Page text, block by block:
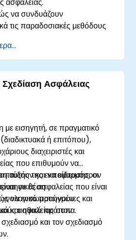
να συνδυάζουν
τις παραδοσιακές μεθόδους
τα βασικά της
τους κινδύνους που
τα ψηφιακά συστήματα και πώς
από κυβερνοαπειλές στον
Σχεδίαση Ασφάλειας
με εισηγητή, σε πραγματικό
ή επιτόπου),
διαχειριστές και
που επιθυμούν να
και να εφαρμόσουν
ασφαλείας που είναι
προηγμένες και
και ηθικά πρότυπα.
αυτής της εκπαίδευσης, οι
σε θέση:
να ενσωματώνουν
ασφαλείας στον
σχεδιασμό και τον σχεδιασμό